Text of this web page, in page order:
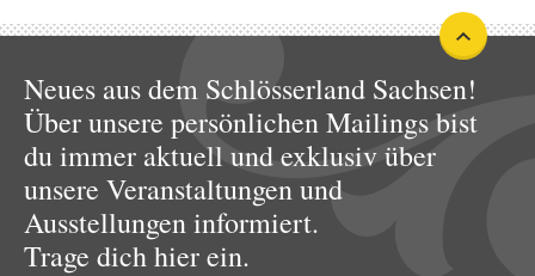
Neues aus dem Schlösserland Sachsen!
Über unsere persönlichen Mailings bist
du immer aktuell und exklusiv über
unsere Veranstaltungen und
Ausstellungen informiert.
Trage dich hier ein.